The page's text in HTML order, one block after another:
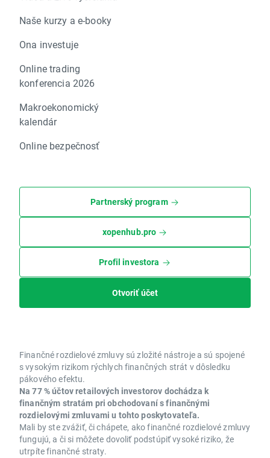
Naše kurzy a e-booky
Ona investuje
Online trading
konferencia 2026
Makroekonomický
kalendár
Online bezpečnosť
Partnerský program
xopenhub.pro
Profil investora
Otvoriť účet
Finančné rozdielové zmluvy sú zložité nástroje a sú spojené
s vysokým rizikom rýchlych finančných strát v dôsledku
pákového efektu.
Na 77 % účtov retailových investorov dochádza k
finančným stratám pri obchodovaní s finančnými
rozdielovými zmluvami u tohto poskytovateľa.
Mali by ste zvážiť, či chápete, ako finančné rozdielové zmluvy
fungujú, a či si môžete dovoliť podstúpiť vysoké riziko, že
utrpíte finančné straty.